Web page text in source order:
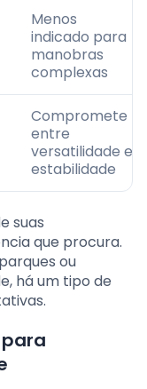
Menos
indicado para
manobras
complexas
Compromete
entre
versatilidade e
estabilidade
suas
que procura.
ou
há um tipo de